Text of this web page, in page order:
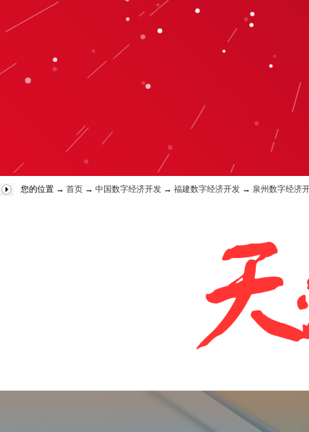
您的位置 → 首页 → 中国数字经济开发 → 福建数字经济开发 → 泉州数字经济